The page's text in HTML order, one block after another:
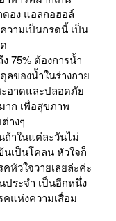
อง แอลกอฮอล์
วามเป็นกรดนี้ เป็น
75% ต้องการน้ำ
ลของน้ำในร่างกาย
อาดและปลอดภัย
าก เพื่อสุขภาพ
างๆ
ถ้าในแต่ละวันไม่
เป็นโคลน หัวใจก็
หัวใจวายเลยล่ะค่ะ
ประจำ เป็นอีกหนึ่ง
แห่งความเสื่อม